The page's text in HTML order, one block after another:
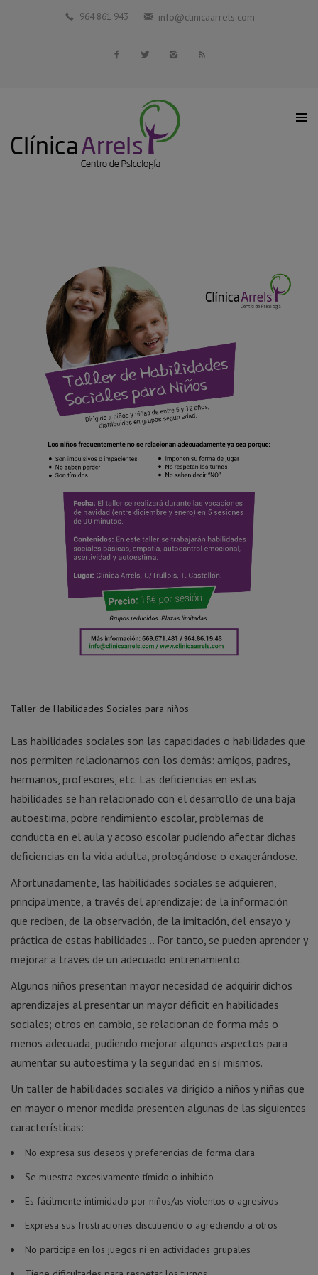
Blog
964 861 943 info@clinicaarrels.com
Taller de Habilidades Sociales para niños
Las habilidades sociales son las capacidades o habilidades que
nos permiten relacionarnos con los demás: amigos, padres,
hermanos, profesores, etc. Las deficiencias en estas
habilidades se han relacionado con el desarrollo de una baja
autoestima, pobre rendimiento escolar, problemas de
conducta en el aula y acoso escolar pudiendo afectar dichas
deficiencias en la vida adulta, prologándose o exagerándose.
Afortunadamente, las habilidades sociales se adquieren,
principalmente, a través del aprendizaje: de la información
que reciben, de la observación, de la imitación, del ensayo y
práctica de estas habilidades… Por tanto, se pueden aprender y
mejorar a través de un adecuado entrenamiento.
Algunos niños presentan mayor necesidad de adquirir dichos
aprendizajes al presentar un mayor déficit en habilidades
sociales; otros en cambio, se relacionan de forma más o
menos adecuada, pudiendo mejorar algunos aspectos para
aumentar su autoestima y la seguridad en sí mismos.
Un taller de habilidades sociales va dirigido a niños y niñas que
en mayor o menor medida presenten algunas de las siguientes
características:
No expresa sus deseos y preferencias de forma clara
Se muestra excesivamente tímido o inhibido
Es fácilmente intimidado por niños/as violentos o agresivos
Expresa sus frustraciones discutiendo o agrediendo a otros
No participa en los juegos ni en actividades grupales